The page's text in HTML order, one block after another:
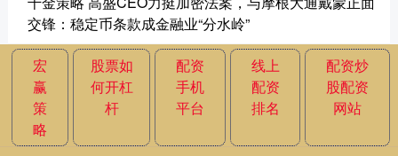
交锋：稳定币条款成金融业“分水岭”
宏
赢
策
略
股票如
何开杠
杆
配资
手机
平台
线上
配资
排名
配资炒
股配资
网站